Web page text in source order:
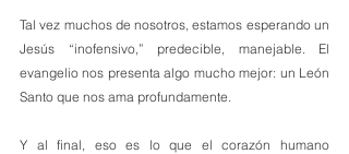
Tal vez muchos de nosotros, estamos esperando un
Jesús “inofensivo,” predecible, manejable. El
evangelio nos presenta algo mucho mejor: un León
Santo que nos ama profundamente.
Y al final, eso es lo que el corazón humano